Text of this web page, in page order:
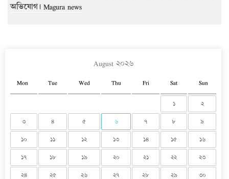
অভিযোগ। Magura news
August ২০২৬
Mon Tue Wed Thu Fri Sat Sun
১ ২
৩ ৪ ৫ ৬ ৭ ৮ ৯
১০ ১১ ১২ ১৩ ১৪ ১৫ ১৬
১৭ ১৮ ১৯ ২০ ২১ ২২ ২৩
২৪ ২৫ ২৬ ২৭ ২৮ ২৯ ৩০